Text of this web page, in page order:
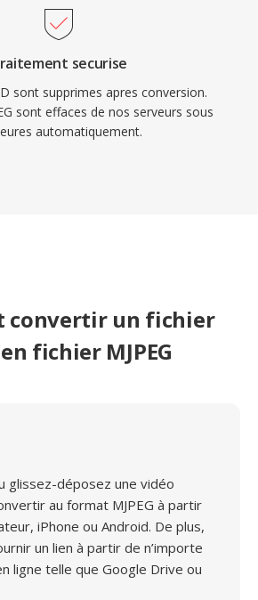
à implementer dans les
surveillance web, et la simplicité
un décodage fiable même sûr
àux ressources limitées.
securise
sont supprimes apres conversion.
sont effaces de nos serveurs sous
automatiquement.
convertir un fichier
fichier MJPEG
glissez-déposez une vidéo
au format MJPEG à partir
iPhone ou Android. De plus,
un lien à partir de n’importe
ligne telle que Google Drive ou